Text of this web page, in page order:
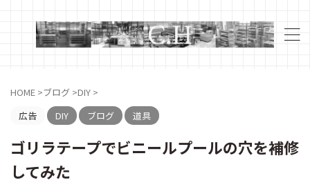
HOME >ブログ >DIY >
広告
DIY ブログ 道具
ゴリラテープでビニールプールの穴を補修
してみた